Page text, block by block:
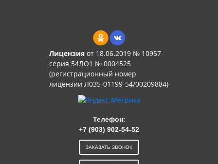
Лицензияот 18.06.2019 № 10957
серия 54ЛО1 № 0004525
(регистрационный номер
лицензии Л035-01199-54/00209884)
Телефон:
+7 (903) 902-54-52
ЗАКАЗАТЬ ЗВОНОК